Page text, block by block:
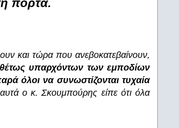
πόρτα.
και τώρα που ανεβοκατεβαίνουν,
υπαρχόντων των εμποδίων
όλοι να συνωστίζονται τυχαία
ο κ. Σκουμπούρης είπε ότι όλα